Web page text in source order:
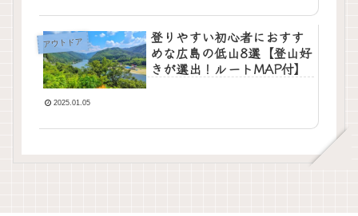
アウトドア
登りやすい初心者におすす
めな広島の低山8選【登山好
きが選出！ルートMAP付】
2025.01.05